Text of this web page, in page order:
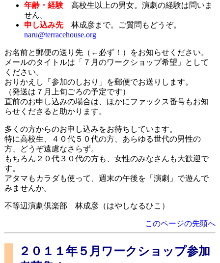
年齢・経験高校生以上の男女。演劇の経験は問いま
せん。
申し込み先林成彦まで。ご質問もどうぞ。
naru@terracehouse.org
お名前と郵便の送り先（←必ず！）をお知らせください。
メールのタイトルは「７月のワークショップ希望」として
ください。
おりかえし「参加のしおり」を郵便でお送りします。
（発送は７月上旬ごろの予定です）
直前のお申し込みの場合は、ほかにファックス番号もお知
らせくださると助かります。
多くの方からのお申し込みをお待ちしています。
特に高校生、４０代５０代の方、あらゆる世代の男性の
方、どうぞ遠慮なさらず。
もちろん２０代３０代の方も、女性のみなさんも大歓迎で
す。
アタマもカラダも使って、週末の午後を「演劇」で遊んで
みませんか。
不等辺演劇倶楽部 林成彦（はやしなるひこ）
このページの先頭へ
２０１１年５月ワークショップ参加